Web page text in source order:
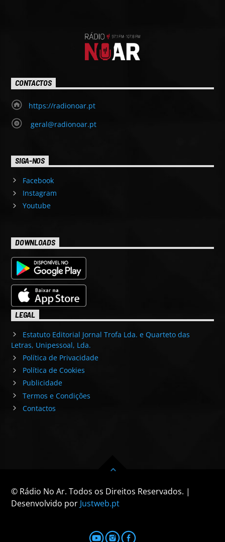
CONTACTOS
https://radionoar.pt
geral@radionoar.pt
SIGA-NOS
Facebook
Instagram
Youtube
DOWNLOADS
LEGAL
Estatuto Editorial Jornal Trofa Lda. e Quarteto das
Letras, Unipessoal, Lda.
Política de Privacidade
Política de Cookies
Publicidade
Termos e Condições
Contactos
© Rádio No Ar. Todos os Direitos Reservados. |
Desenvolvido por Justweb.pt